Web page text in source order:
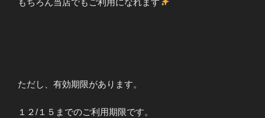
もちろん当店でもご利用になれます
ただし、有効期限があります。
１２/１５までのご利用期限です。